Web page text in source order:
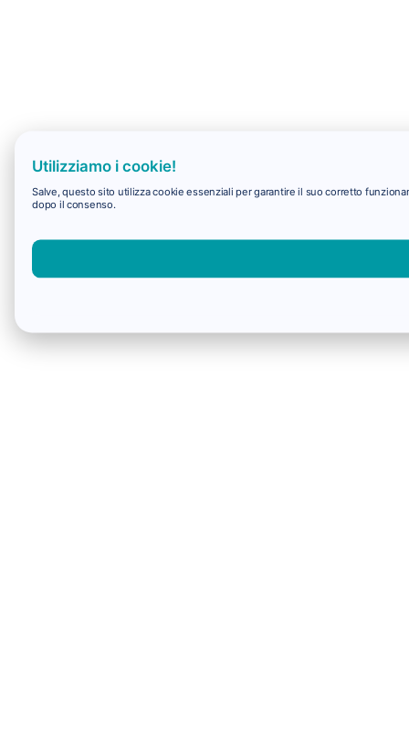
Utilizziamo i cookie!
Salve, questo sito utilizza cookie essenziali per garantire il suo corretto
dopo il consenso.